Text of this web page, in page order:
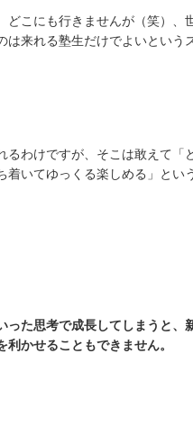
こにも行きませんが（笑）、
来れる塾生だけでよいという
わけですが、そこは敢えて「
いてゆっくる楽しめる」とい
た思考で成長してしまうと、
かせることもできません。